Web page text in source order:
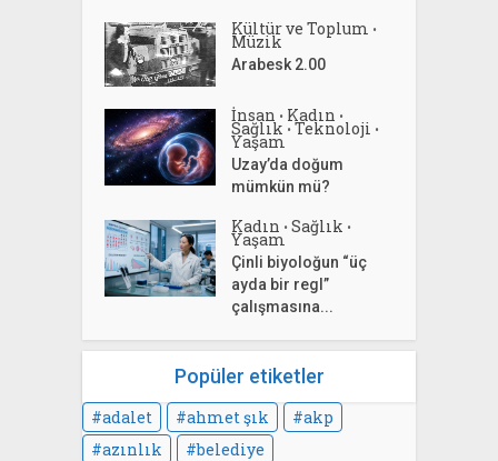
Kültür ve Toplum •
Müzik
Arabesk 2.00
İnsan • Kadın •
Sağlık • Teknoloji •
Yaşam
Uzay’da doğum
mümkün mü?
Kadın • Sağlık •
Yaşam
Çinli biyoloğun “üç
ayda bir regl”
çalışmasına...
Popüler etiketler
adalet ahmet şık
akp
azınlık
belediye